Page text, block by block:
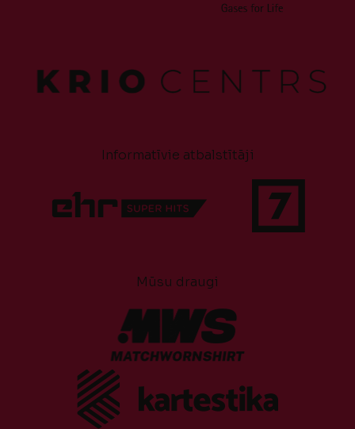
Informatīvie atbalstītāji
Mūsu draugi